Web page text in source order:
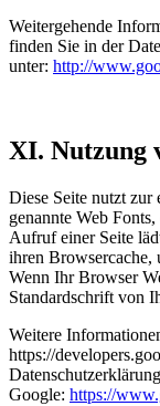
Weitergehende
finden Sie in der
unter: http://
XI. Nutzung
Diese Seite nutzt
genannte Web
Aufruf einer Seite
ihren Browsercache,
Wenn Ihr Browser
Standardschrift von
Weitere
https://
Google: https://